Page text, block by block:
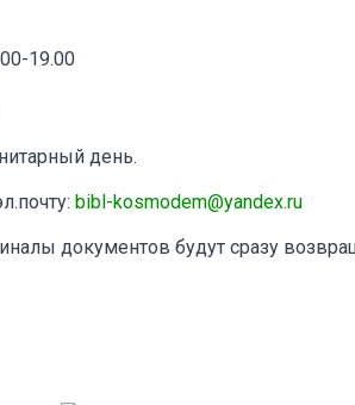
19.00
день.
bibl-kosmodem@yandex.ru
документов будут сразу